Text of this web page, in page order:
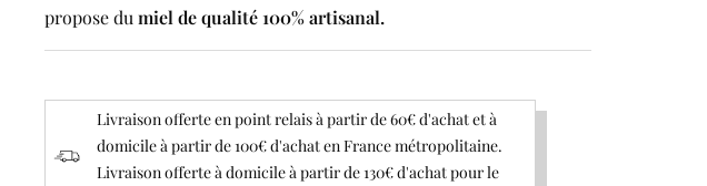
vente
propose dumiel de qualité 100% artisanal.
Livraison offerte en point relais à partir de 60€ d'achat et à
domicile à partir de 100€ d'achat en France métropolitaine.
Livraison offerte à domicile à partir de 130€ d'achat pour le